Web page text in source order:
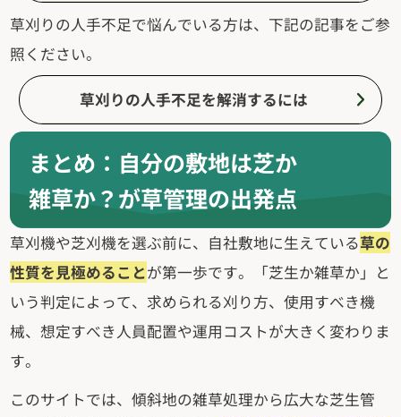
草刈りの人手不足で悩んでいる方は、下記の記事をご参
照ください。
草刈りの人手不足を解消するには
まとめ：自分の敷地は芝か
雑草か？が草管理の出発点
草刈機や芝刈機を選ぶ前に、自社敷地に生えている草の
性質を見極めることが第一歩です。「芝生か雑草か」と
いう判定によって、求められる刈り方、使用すべき機
械、想定すべき人員配置や運用コストが大きく変わりま
す。
このサイトでは、傾斜地の雑草処理から広大な芝生管